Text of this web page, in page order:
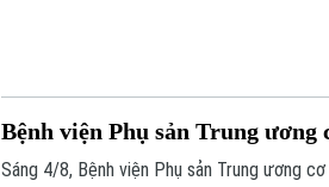
Bệnh viện Phụ sản Trung ương
Sáng 4/8, Bệnh viện Phụ sản Trung ương